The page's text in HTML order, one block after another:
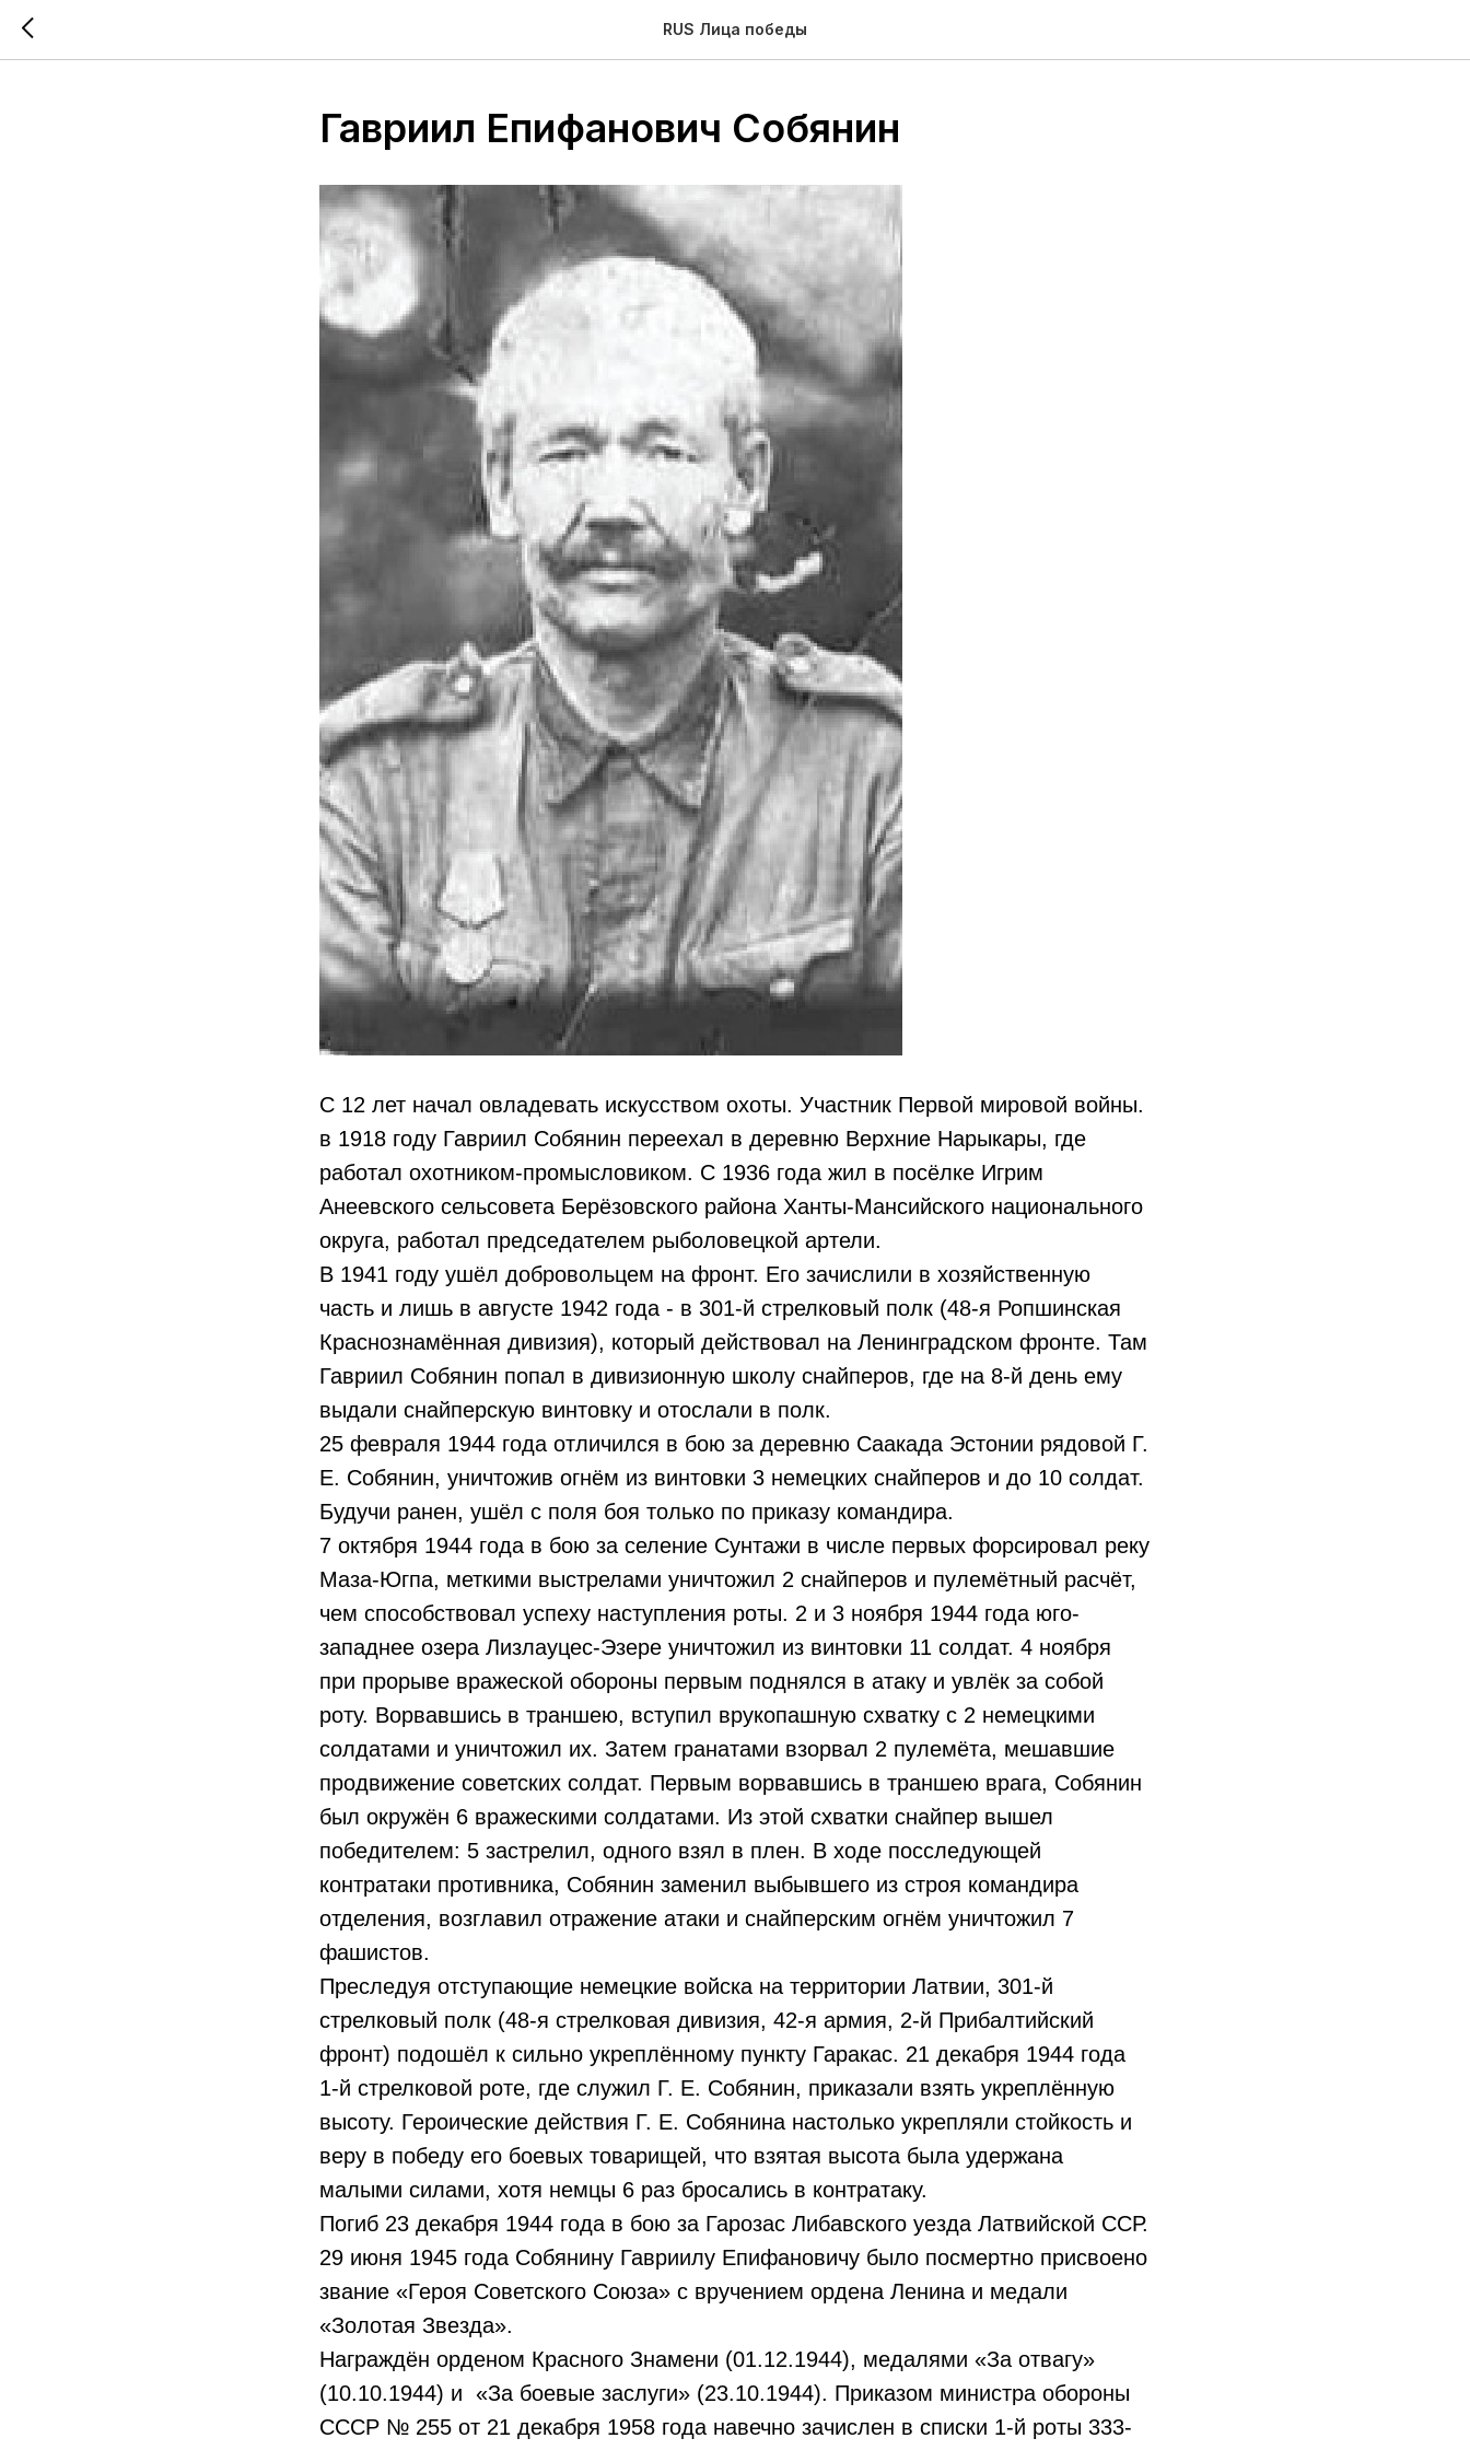
RUS Лица победы
Гавриил Епифанович Собянин
С 12 лет начал овладевать искусством охоты. Участник Первой мировой войны.
в 1918 году Гавриил Собянин переехал в деревню Верхние Нарыкары, где
работал охотником-промысловиком. С 1936 года жил в посёлке Игрим
Анеевского сельсовета Берёзовского района Ханты-Мансийского национального
округа, работал председателем рыболовецкой артели.
В 1941 году ушёл добровольцем на фронт. Его зачислили в хозяйственную
часть и лишь в августе 1942 года - в 301-й стрелковый полк (48-я Ропшинская
Краснознамённая дивизия), который действовал на Ленинградском фронте. Там
Гавриил Собянин попал в дивизионную школу снайперов, где на 8-й день ему
выдали снайперскую винтовку и отослали в полк.
25 февраля 1944 года отличился в бою за деревню Саакада Эстонии рядовой Г.
Е. Собянин, уничтожив огнём из винтовки 3 немецких снайперов и до 10 солдат.
Будучи ранен, ушёл с поля боя только по приказу командира.
7 октября 1944 года в бою за селение Сунтажи в числе первых форсировал реку
Маза-Югпа, меткими выстрелами уничтожил 2 снайперов и пулемётный расчёт,
чем способствовал успеху наступления роты. 2 и 3 ноября 1944 года юго-
западнее озера Лизлауцес-Эзере уничтожил из винтовки 11 солдат. 4 ноября
при прорыве вражеской обороны первым поднялся в атаку и увлёк за собой
роту. Ворвавшись в траншею, вступил врукопашную схватку с 2 немецкими
солдатами и уничтожил их. Затем гранатами взорвал 2 пулемёта, мешавшие
продвижение советских солдат. Первым ворвавшись в траншею врага, Собянин
был окружён 6 вражескими солдатами. Из этой схватки снайпер вышел
победителем: 5 застрелил, одного взял в плен. В ходе посследующей
контратаки противника, Собянин заменил выбывшего из строя командира
отделения, возглавил отражение атаки и снайперским огнём уничтожил 7
фашистов.
Преследуя отступающие немецкие войска на территории Латвии, 301-й
стрелковый полк (48-я стрелковая дивизия, 42-я армия, 2-й Прибалтийский
фронт) подошёл к сильно укреплённому пункту Гаракас. 21 декабря 1944 года
1-й стрелковой роте, где служил Г. Е. Собянин, приказали взять укреплённую
высоту. Героические действия Г. Е. Собянина настолько укрепляли стойкость и
веру в победу его боевых товарищей, что взятая высота была удержана
малыми силами, хотя немцы 6 раз бросались в контратаку.
Погиб 23 декабря 1944 года в бою за Гарозас Либавского уезда Латвийской ССР.
29 июня 1945 года Собянину Гавриилу Епифановичу было посмертно присвоено
звание «Героя Советского Союза» с вручением ордена Ленина и медали
«Золотая Звезда».
Награждён орденом Красного Знамени (01.12.1944), медалями «За отвагу»
(10.10.1944) и «За боевые заслуги» (23.10.1944). Приказом министра обороны
СССР № 255 от 21 декабря 1958 года навечно зачислен в списки 1-й роты 333-